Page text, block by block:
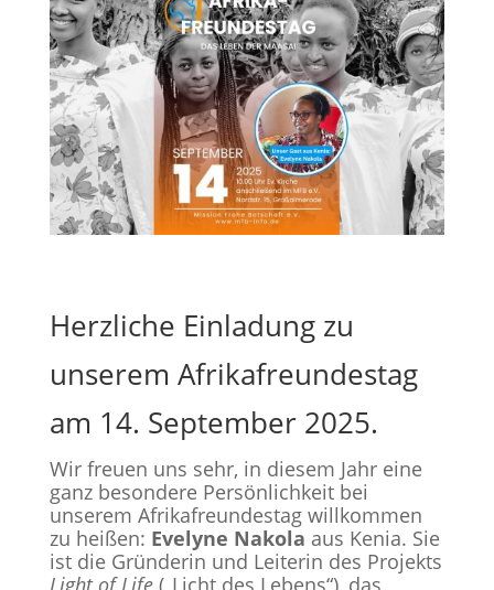
Herzliche Einladung zu
unserem Afrikafreundestag
am 14. September 2025.
Wir freuen uns sehr, in diesem Jahr eine
ganz besondere Persönlichkeit bei
unserem Afrikafreundestag willkommen
zu heißen: Evelyne Nakola aus Kenia. Sie
ist die Gründerin und Leiterin des Projekts
Light of Life(„Licht des Lebens“), das